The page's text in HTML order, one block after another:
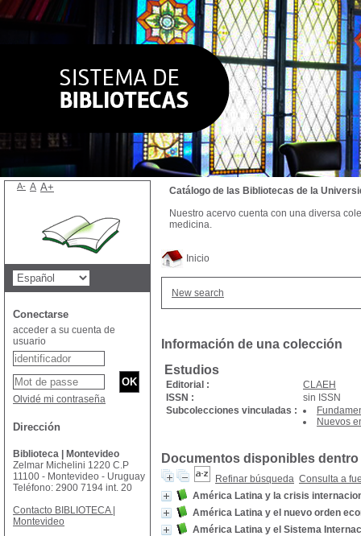
Inicio
New search
Información de una colección
Estudios
Editorial :
CLAEH
ISSN :
sin ISSN
Subcolecciones vinculadas :
Nuevos
Documentos disponibles
Refinar búsqueda Consulta a
América Latina y la crisis
América Latina y el nuevo orden
América Latina y el Sistema
Catálogo de las Bibliotecas de la
Nuestro acervo cuenta con una diversa
medicina.
A- A A+
Conectarse
acceder a su cuenta de
usuario
Olvidé mi contraseña
Dirección
Biblioteca | Montevideo
Zelmar Michelini 1220 C.P
11100 - Montevideo - Uruguay
Teléfono: 2900 7194 int. 20
Contacto BIBLIOTECA |
Montevideo